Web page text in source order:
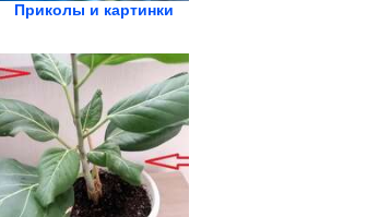
Приколы и картинки